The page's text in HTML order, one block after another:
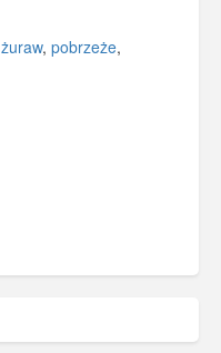
żuraw, pobrzeże,